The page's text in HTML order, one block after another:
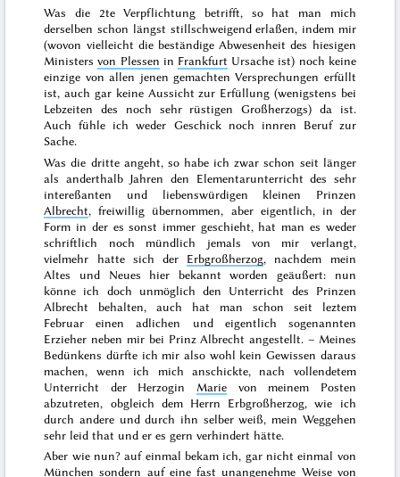
Was die 2te Verpflichtung betrifft, so hat man mich
derselben schon längst stillschweigend erlaßen, indem mir
(wovon vielleicht die beständige Abwesenheit des hiesigen
Ministersvon Plessen in Frankfurt Ursache ist) noch keine
einzige von allen jenen gemachten Versprechungen erfüllt
ist, auch gar keine Aussicht zur Erfüllung (wenigstens bei
Lebzeiten des noch sehr rüstigen Großherzogs) da ist.
Auch fühle ich weder Geschick noch innren Beruf zur
Sache.
Was die dritte angeht, so habe ich zwar schon seit länger
als anderthalb Jahren den Elementarunterricht des sehr
intereßanten und liebenswürdigen kleinen Prinzen
Albrecht, freiwillig übernommen, aber eigentlich, in der
Form in der es sonst immer geschieht, hat man es weder
schriftlich noch mündlich jemals von mir verlangt,
vielmehr hatte sich der Erbgroßherzog, nachdem mein
Altes und Neues hier bekannt worden geäußert: nun
könne ich doch unmöglich den Unterricht des Prinzen
Albrecht behalten, auch hat man schon seit leztem
Februar einen adlichen und eigentlich sogenannten
Erzieher neben mir bei Prinz Albrecht angestellt. – Meines
Bedünkens dürfte ich mir also wohl kein Gewissen daraus
machen, wenn ich mich anschickte, nach vollendetem
Unterricht der Herzogin Marie von meinem Posten
abzutreten, obgleich dem Herrn Erbgroßherzog, wie ich
durch andere und durch ihn selber weiß, mein Weggehen
sehr leid that und er es gern verhindert hätte.
Aber wie nun? auf einmal bekam ich, gar nicht einmal von
München sondern auf eine fast unangenehme Weise von